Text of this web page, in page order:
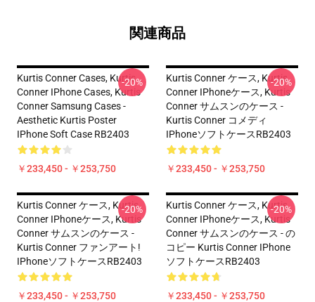
関連商品
Kurtis Conner Cases, Kurtis
Conner IPhone Cases, Kurtis
Conner Samsung Cases -
Aesthetic Kurtis Poster
IPhone Soft Case RB2403
￥233,450 - ￥253,750
-20%
Kurtis Conner ケース, Kurtis
Conner IPhoneケース, Kurtis
Conner サムスンのケース -
Kurtis Conner コメディ
IPhoneソフトケースRB2403
￥233,450 - ￥253,750
-20%
Kurtis Conner ケース, Kurtis
Conner IPhoneケース, Kurtis
Conner サムスンのケース -
Kurtis Conner ファンアート!
IPhoneソフトケースRB2403
￥233,450 - ￥253,750
-20%
Kurtis Conner ケース, Kurtis
Conner IPhoneケース, Kurtis
Conner サムスンのケース - の
コピー Kurtis Conner IPhone
ソフトケースRB2403
￥233,450 - ￥253,750
-20%